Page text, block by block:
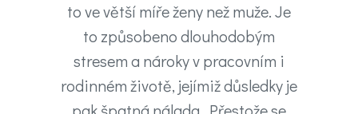
účinnou
pomoc
to ve větší míře ženy než muže. Je
to způsobeno dlouhodobým
stresem a nároky v pracovním i
rodinném životě, jejímiž důsledky je